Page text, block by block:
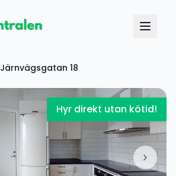
Järnvägsgatan 18
Hyr direkt utan kötid!